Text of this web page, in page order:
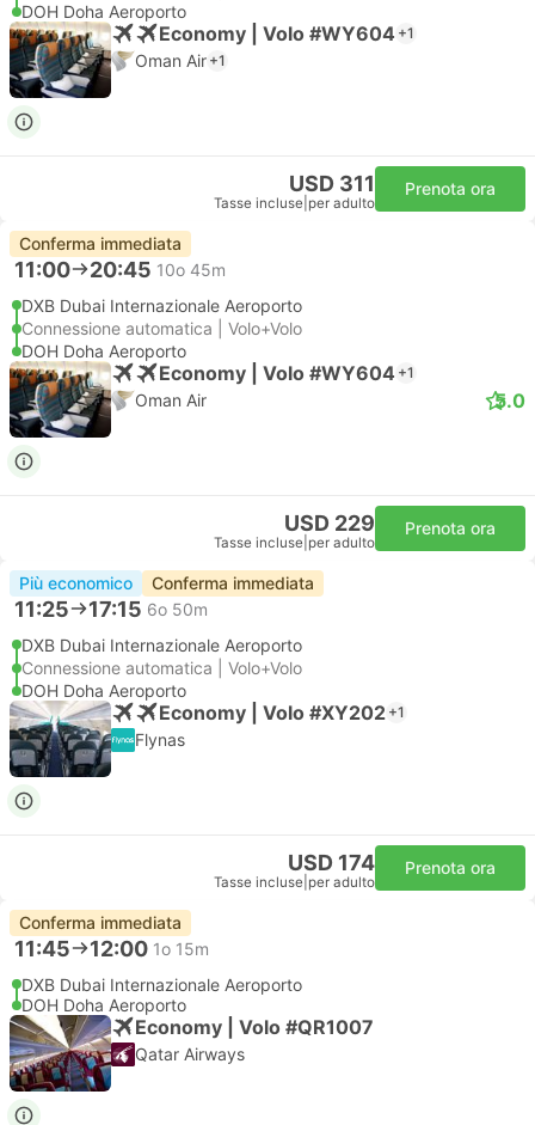
DOH Doha Aeroporto
Economy | Volo #WY604 +1
Oman Air +1
USD 311
Tasse incluse per adulto
Prenota ora
Conferma immediata
11:00 20:45 10o 45m
DXB Dubai Internazionale Aeroporto
Connessione automatica | Volo+Volo
DOH Doha Aeroporto
Economy | Volo #WY604 +1
Oman Air 5.0
USD 229
Tasse incluse per adulto
Prenota ora
Più economico Conferma immediata
11:25 17:15 6o 50m
DXB Dubai Internazionale Aeroporto
Connessione automatica | Volo+Volo
DOH Doha Aeroporto
Economy | Volo #XY202 +1
Flynas
USD 174
Tasse incluse per adulto
Prenota ora
Conferma immediata
11:45 12:00 1o 15m
DXB Dubai Internazionale Aeroporto
DOH Doha Aeroporto
Economy | Volo #QR1007
Qatar Airways